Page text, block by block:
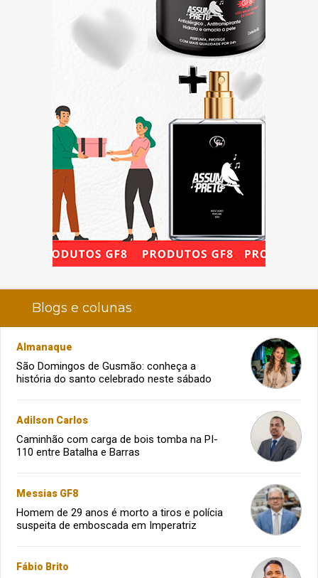
Blogs e colunas
Almanaque
São Domingos de Gusmão: conheça a
história do santo celebrado neste sábado
Adilson Carlos
Caminhão com carga de bois tomba na PI-
110 entre Batalha e Barras
Messias GF8
Homem de 29 anos é morto a tiros e polícia
suspeita de emboscada em Imperatriz
Fábio Brito